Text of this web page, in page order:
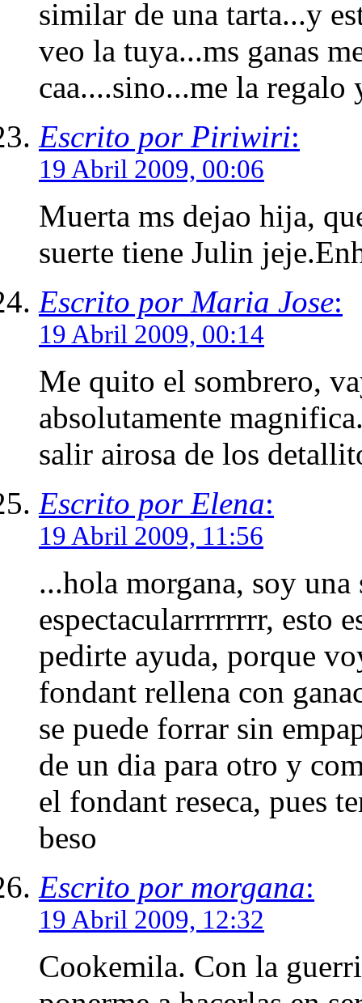
similar de una tarta...y
veo la tuya...ms ganas
caa....sino...me la regalo
Escrito por Piriwiri:
19 Abril 2009, 00:06
Muerta ms dejao hija,
suerte tiene Julin
Escrito por Maria Jose:
19 Abril 2009, 00:14
Me quito el sombrero,
absolutamente
salir airosa de los
Escrito por Elena:
19 Abril 2009, 11:56
...hola morgana, soy
espectacularrrrrrrr, esto
pedirte ayuda, porque
fondant rellena con
se puede forrar sin
de un dia para otro y
el fondant reseca, pues
beso
Escrito por morgana:
19 Abril 2009, 12:32
Cookemila. Con la